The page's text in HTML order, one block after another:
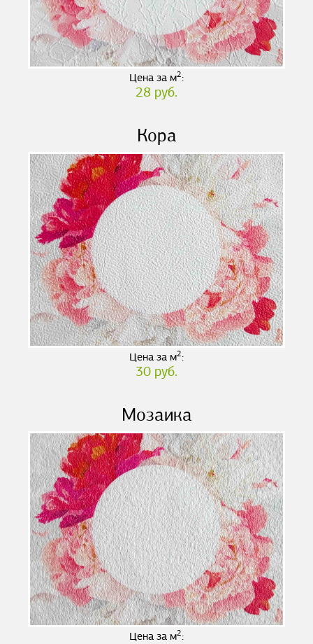
Цена за м2:
28 руб.
Кора
Цена за м2:
30 руб.
Мозаика
Цена за м2: